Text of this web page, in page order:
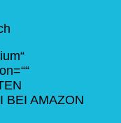
BEI AMAZON